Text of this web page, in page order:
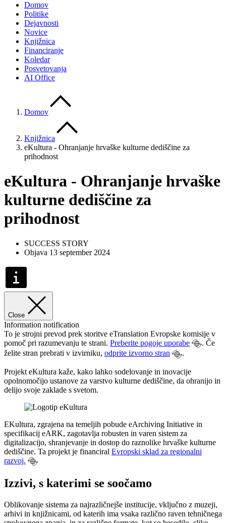
Domov
Politike
Dejavnosti
Novice
Knjižnica
Financiranje
Koledar
Posvetovanja
AI Office
Domov
Knjižnica
eKultura - Ohranjanje hrvaške kulturne dediščine za
prihodnost
eKultura - Ohranjanje hrvaške
kulturne dediščine za
prihodnost
SUCCESS STORY
Objava 13 september 2024
Close
Information notification
To je strojni prevod prek storitve eTranslation Evropske komisije v
pomoč pri razumevanju te strani. Preberite pogoje uporabe
. Če
želite stran prebrati v izvirniku, odprite izvorno stran .
Projekt eKultura kaže, kako lahko sodelovanje in inovacije
opolnomočijo ustanove za varstvo kulturne dediščine, da ohranijo in
delijo svoje zaklade s svetom.
EKultura, zgrajena na temeljih pobude eArchiving Initiative in
specifikacij eARK, zagotavlja robusten in varen sistem za
digitalizacijo, shranjevanje in dostop do raznolike hrvaške kulturne
dediščine. Ta projekt je financiral Evropski sklad za regionalni
razvoj.
Izzivi, s katerimi se soočamo
Oblikovanje sistema za najrazličnejše institucije, vključno z muzeji,
arhivi in knjižnicami, od katerih ima vsaka različno raven tehničnega